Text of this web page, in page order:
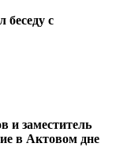
с
и заместитель
в Актовом дне